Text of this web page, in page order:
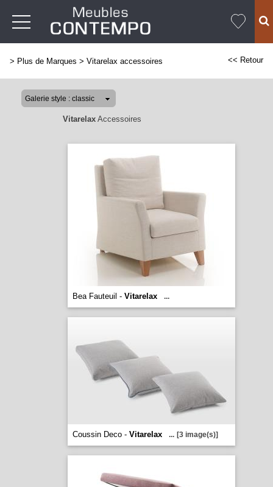
> Plus de Marques > Vitarelax accessoires << Retour
VitarelaxAccessoires
Bea Fauteuil - Vitarelax ...
Coussin Deco - Vitarelax ... [3 image(s)]